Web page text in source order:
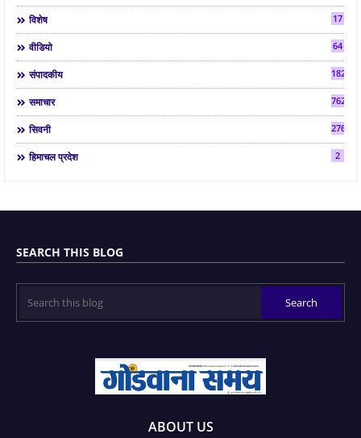
विशेष 17
वीडियो 64
संपादकीय 182
समाचार 7624
सिवनी 2763
हिमाचल प्रदेश 2
SEARCH THIS BLOG
ABOUT US